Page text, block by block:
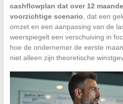
cashflowplan dat over 12
voorzichtige scenario , dat een
omzet en een aanpassing van de
weerspiegelt een verschuiving in
hoe de ondernemer de eerste
niet alleen zijn theoretische